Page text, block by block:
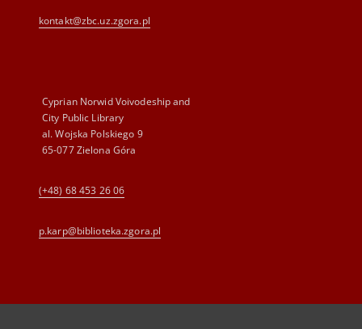
kontakt@zbc.uz.zgora.pl
Cyprian Norwid Voivodeship and
City Public Library
al. Wojska Polskiego 9
65-077 Zielona Góra
(+48) 68 453 26 06
p.karp@biblioteka.zgora.pl